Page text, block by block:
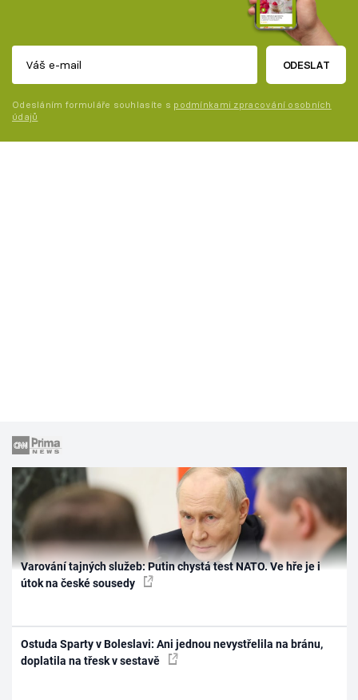
ODESLAT
Odesláním formuláře souhlasíte s podmínkami zpracování osobních
údajů
Varování tajných služeb: Putin chystá test NATO. Ve hře je i
útok na české sousedy
Ostuda Sparty v Boleslavi: Ani jednou nevystřelila na bránu,
doplatila na třesk v sestavě